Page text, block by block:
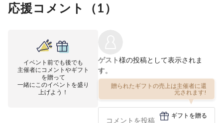
応援コメント（1）
イベント前でも後でも
主催者にコメントやギフト
を贈って
一緒にこのイベントを盛り
上げよう！
ゲスト様の投稿として表示されま
す。
贈られたギフトの売上は主催者に還
元されます!
ギフトを贈る